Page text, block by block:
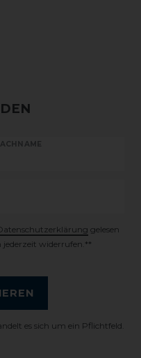
gelesen
widerrufen.**
es sich um ein Pflichtfeld.